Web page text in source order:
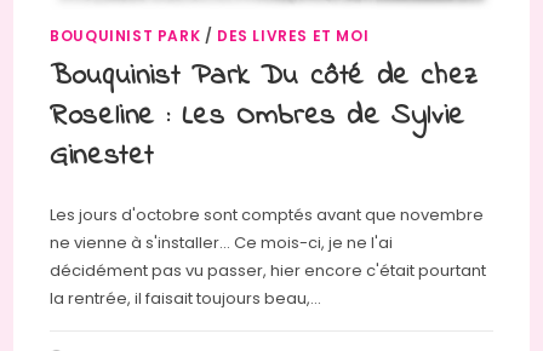
BOUQUINIST PARK / DES LIVRES ET MOI
Bouquinist Park Du côté de chez
Roseline : Les Ombres de Sylvie
Ginestet
Les jours d'octobre sont comptés avant que novembre
ne vienne à s'installer... Ce mois-ci, je ne l'ai
décidément pas vu passer, hier encore c'était pourtant
la rentrée, il faisait toujours beau,…